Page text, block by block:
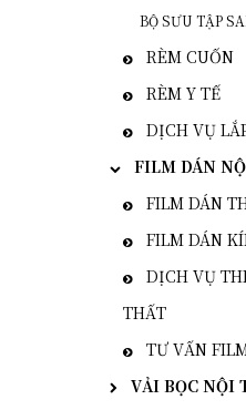
BỘ SƯU TẬP
RÈM CUỐN
RÈM Y TẾ
DỊCH VỤ
FILM DÁN
FILM DÁN
FILM DÁN
DỊCH VỤ
THẤT
TƯ VẤN
VẢI BỌC NỘI